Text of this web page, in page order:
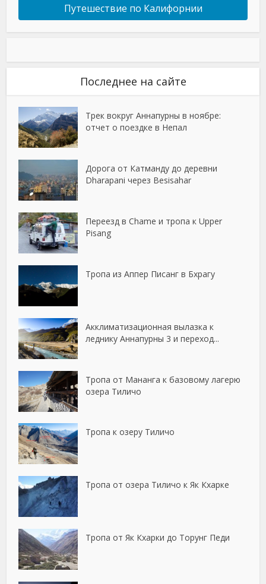
Путешествие по Калифорнии
Последнее на сайте
Трек вокруг Аннапурны в ноябре:
отчет о поездке в Непал
Дорога от Катманду до деревни
Dharapani через Besisahar
Переезд в Chame и тропа к Upper
Pisang
Тропа из Аппер Писанг в Бхрагу
Акклиматизационная вылазка к
леднику Аннапурны 3 и переход...
Тропа от Мананга к базовому лагерю
озера Тиличо
Тропа к озеру Тиличо
Тропа от озера Тиличо к Як Кхарке
Тропа от Як Кхарки до Торунг Педи